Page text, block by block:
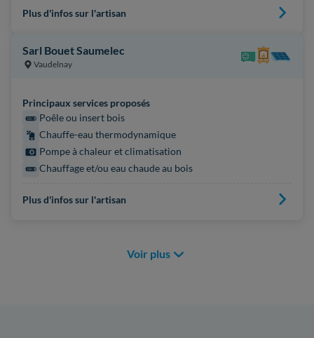
Plus d'infos sur l'artisan
Sarl Bouet Saumelec
Vaudelnay
Principaux services proposés
Poêle ou insert bois
Chauffe-eau thermodynamique
Pompe à chaleur et climatisation
Chauffage et/ou eau chaude au bois
Plus d'infos sur l'artisan
Voir plus